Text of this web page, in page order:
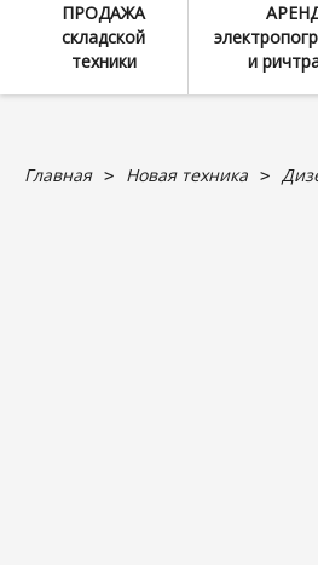
ПРОДАЖА
складской
техники
и
Главная Новая техника